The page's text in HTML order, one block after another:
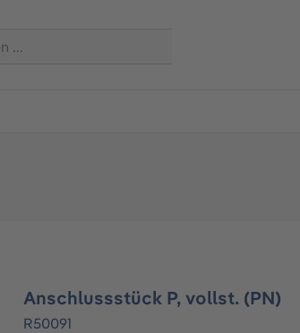
Anschlussstück P, vollst. (PN)
R50091